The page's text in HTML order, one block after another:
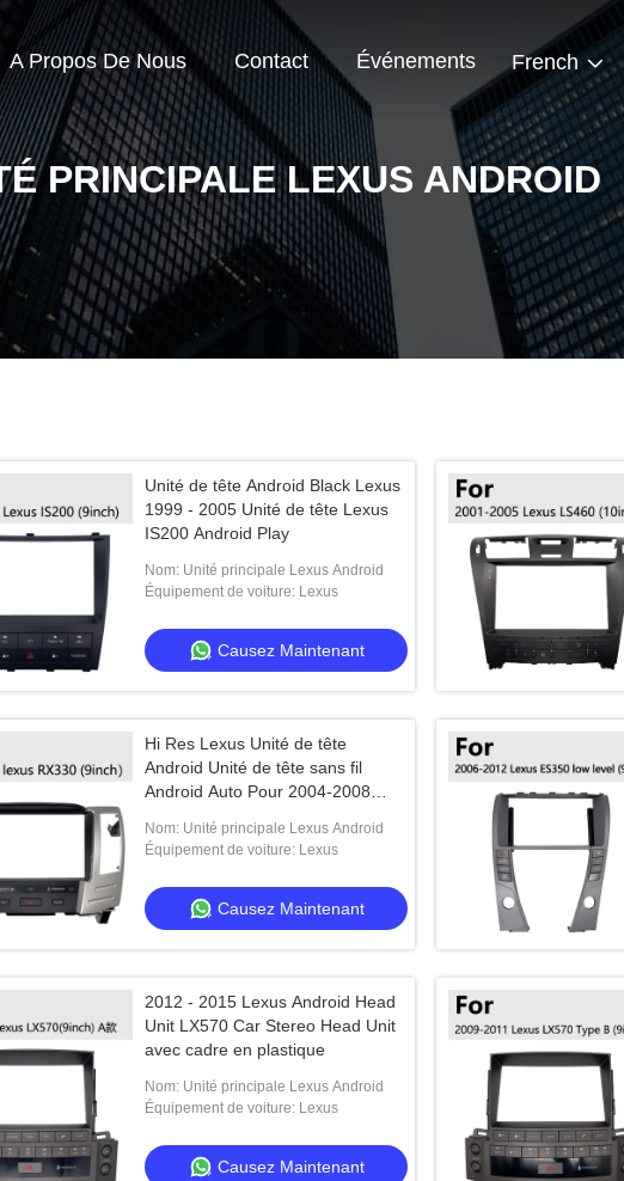
A Propos De Nous Contact Événements French
PRINCIPALE LEXUS ANDROID
Unité de tête Android Black Lexus
1999 - 2005 Unité de tête Lexus
IS200 Android Play
Nom: Unité principale Lexus Android
Équipement de voiture: Lexus
Causez Maintenant
Hi Res Lexus Unité de tête
Android Unité de tête sans fil
Android Auto Pour 2004-2008
Nom: Unité principale Lexus Android
Équipement de voiture: Lexus
Causez Maintenant
2012 - 2015 Lexus Android Head
Unit LX570 Car Stereo Head Unit
avec cadre en plastique
Nom: Unité principale Lexus Android
Équipement de voiture: Lexus
Causez Maintenant